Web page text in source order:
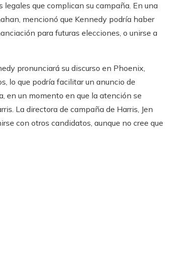
que complican su campaña. En una
mencionó que Kennedy podría haber
para futuras elecciones, o unirse a
pronunciará su discurso en Phoenix,
lo que podría facilitar un anuncio de
en un momento en que la atención se
La directora de campaña de Harris, Jen
con otros candidatos, aunque no cree que